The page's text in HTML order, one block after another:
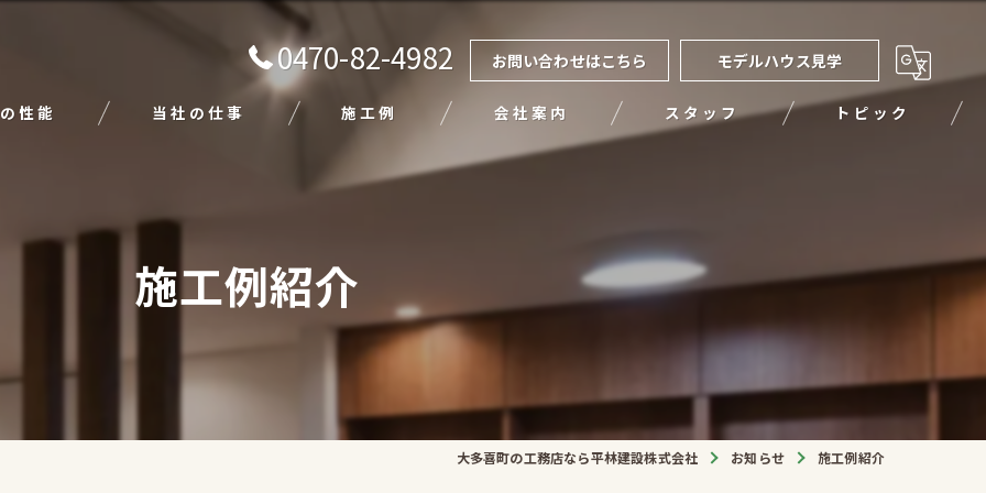
0470-82-4982 お問い合わせはこちら モデルハウス見学
性能 当社の仕事
エクステリア
施工例 会社案内 スタッフ トピック
施工例紹介
大多喜町の工務店なら平林建設株式会社 お知らせ 施工例紹介